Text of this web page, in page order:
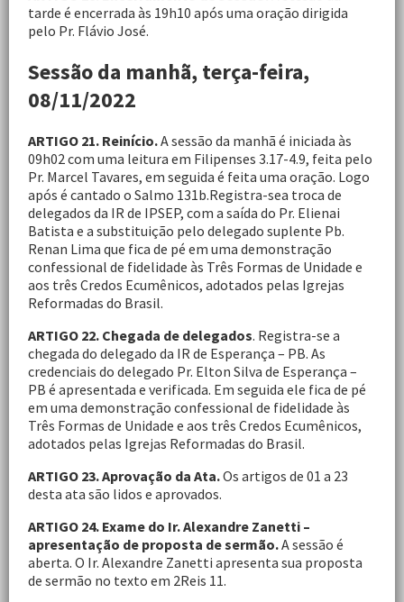
tarde é encerrada às 19h10 após uma oração dirigida
pelo Pr. Flávio José.
Sessão da manhã, terça-feira,
08/11/2022
ARTIGO 21. Reinício.A sessão da manhã é iniciada às
09h02 com uma leitura em Filipenses 3.17-4.9, feita pelo
Pr. Marcel Tavares, em seguida é feita uma oração. Logo
após é cantado o Salmo 131b.Registra-sea troca de
delegados da IR de IPSEP, com a saída do Pr. Elienai
Batista e a substituição pelo delegado suplente Pb.
Renan Lima que fica de pé em uma demonstração
confessional de fidelidade às Três Formas de Unidade e
aos três Credos Ecumênicos, adotados pelas Igrejas
Reformadas do Brasil.
ARTIGO 22. Chegada de delegados. Registra-se a
chegada do delegado da IR de Esperança – PB. As
credenciais do delegado Pr. Elton Silva de Esperança –
PB é apresentada e verificada. Em seguida ele fica de pé
em uma demonstração confessional de fidelidade às
Três Formas de Unidade e aos três Credos Ecumênicos,
adotados pelas Igrejas Reformadas do Brasil.
ARTIGO 23. Aprovação da Ata.Os artigos de 01 a 23
desta ata são lidos e aprovados.
ARTIGO 24. Exame do Ir. Alexandre Zanetti –
apresentação de proposta de sermão.A sessão é
aberta. O Ir. Alexandre Zanetti apresenta sua proposta
de sermão no texto em 2Reis 11.